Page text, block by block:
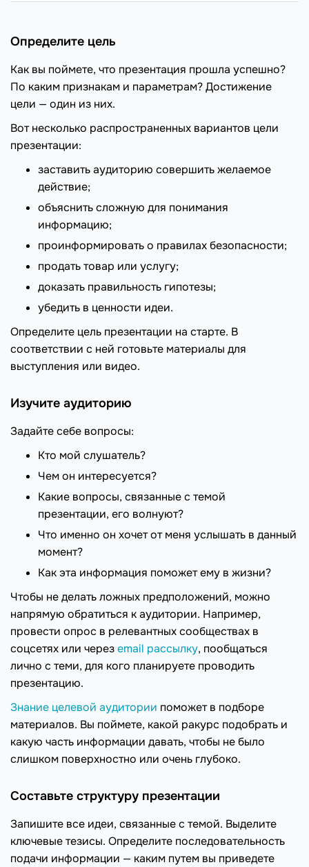
Определите цель
Как вы поймете, что презентация прошла успешно?
По каким признакам и параметрам? Достижение
цели — один из них.
Вот несколько распространенных вариантов цели
презентации:
заставить аудиторию совершить желаемое
действие;
объяснить сложную для понимания
информацию;
проинформировать о правилах безопасности;
продать товар или услугу;
доказать правильность гипотезы;
убедить в ценности идеи.
Определите цель презентации на старте. В
соответствии с ней готовьте материалы для
выступления или видео.
Изучите аудиторию
Задайте себе вопросы:
Кто мой слушатель?
Чем он интересуется?
Какие вопросы, связанные с темой
презентации, его волнуют?
Что именно он хочет от меня услышать в данный
момент?
Как эта информация поможет ему в жизни?
Чтобы не делать ложных предположений, можно
напрямую обратиться к аудитории. Например,
провести опрос в релевантных сообществах в
соцсетях или черезemail рассылку, пообщаться
лично с теми, для кого планируете проводить
презентацию.
Знание целевой аудитории поможет в подборе
материалов. Вы поймете, какой ракурс подобрать и
какую часть информации давать, чтобы не было
слишком поверхностно или очень глубоко.
Составьте структуру презентации
Запишите все идеи, связанные с темой. Выделите
ключевые тезисы. Определите последовательность
подачи информации — каким путем вы приведете